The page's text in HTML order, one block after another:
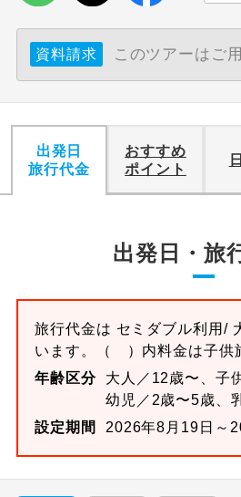
資料請求 このツアーはご
出発日
旅行代金
おすすめ
ポイント
出発日・旅
旅行代金は セミダブル利用/
います。
（ ）内料金は子供
年齢区分
大人／12歳〜、子
幼児／2歳〜5歳、
設定期間
2026年8月19日～